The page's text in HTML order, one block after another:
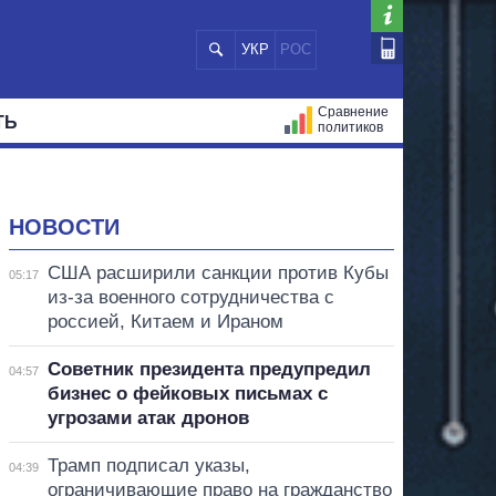
УКР РОС
Сравнение
политиков
НОВОСТИ
05:17
США расширили санкции против Кубы
из-за военного сотрудничества с
россией, Китаем и Ираном
04:57
Советник президента предупредил
бизнес о фейковых письмах с
угрозами атак дронов
04:39
Трамп подписал указы,
ограничивающие право на гражданство